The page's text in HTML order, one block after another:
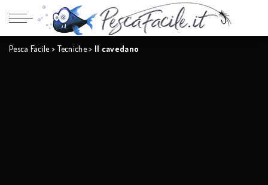
Pesca Facile > Tecniche> Il cavedano